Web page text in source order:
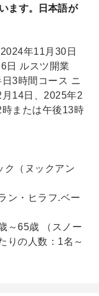
ます。日本語が
年11月30日
日 ルスツ開業
3時間コース ニ
14日、2025年2
または午後13時
（ヌックアン
ン・ヒラフ.ベー
～65歳 （スノー
りの人数：1名～